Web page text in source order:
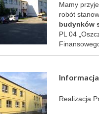
Mamy
robót
budynków
PL 04
Realizacja